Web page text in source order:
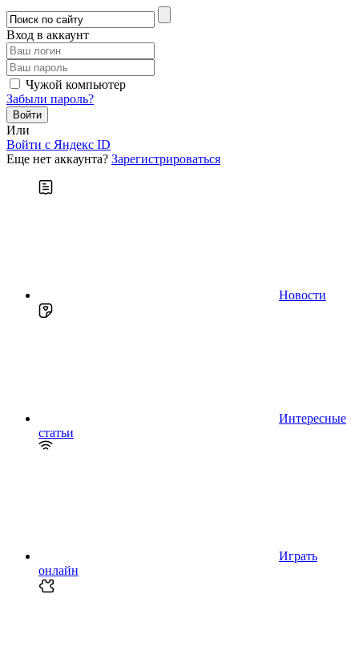
Вход в аккаунт
Чужой компьютер
Забыли пароль?
Или
Войти c Яндекс ID
Еще нет аккаунта? Зарегистрироваться
Новости
Интересные
статьи
Играть
онлайн